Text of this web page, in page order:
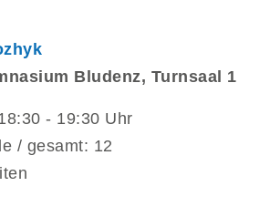
Bludenz, Turnsaal 1
- 19:30 Uhr
/ gesamt: 12